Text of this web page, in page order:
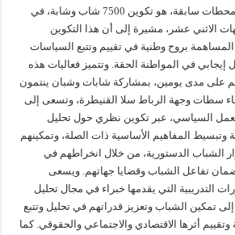
الدورة الخامسة، بعد أربع محطات سابقة، هو تكوين 7500 شاب وشابة، في
الاثني عشر، مشيرة إلى أن هذا التكوين
بروح وطنية في تقييم وتتبع السياسات
إيجابي في المواطنة الحقة. وتتميز فعاليات هذه
على مدى يومين، بمشاركة شابات وشبان ينتمون
سطات وجهة الرباط سلا القنيطرة، وتسعى إلى
السياسي، عبر تكوين نظري حول تحليل
وتبسيط المفاهيم الأساسية ذات الصلة، وتمكينهم
الشباب الدستورية، من خلال انخراطهم في
تفاعل الشباب وقضايا جهاتهم. ويسعى
التدريبية التي يقدمها خبراء في مجال تحليل
تمكين الشباب وتعزيز قدراتهم في تحليل وتتبع
أثرها الاقتصادي والاجتماعي والحقوقي. كما